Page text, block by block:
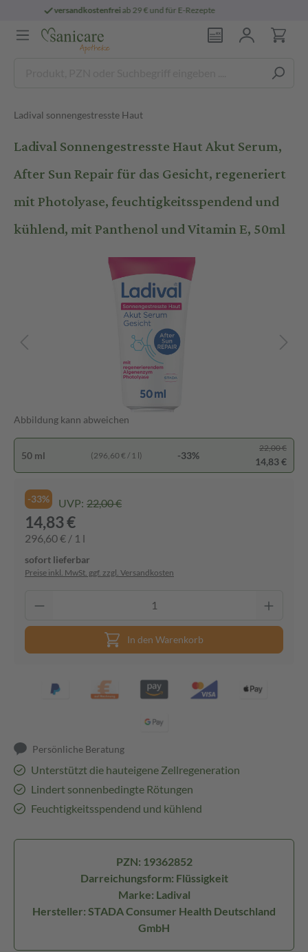
und für E-Rezepte
Ladival sonnengestresste Haut
Ladival Sonnengestresste Haut Akut Serum,
After Sun Repair für das Gesicht, regeneriert
mit Photolyase, feuchtigkeitsspendend und
kühlend, mit Panthenol und Vitamin E, 50ml
Abbildung kann abweichen
50 ml (296,60 € / 1 l) -33%
22,00 €
14,83 €
-33% UVP: 22,00 €
14,83 €
296,60 € / 1 l
sofort lieferbar
Preise inkl. MwSt. ggf. zzgl. Versandkosten
In den Warenkorb
Persönliche Beratung
Unterstützt die hauteigene Zellregeneration
Lindert sonnenbedingte Rötungen
Feuchtigkeitsspendend und kühlend
PZN: 19362852
Darreichungsform: Flüssigkeit
Marke: Ladival
Hersteller: STADA Consumer Health Deutschland
GmbH